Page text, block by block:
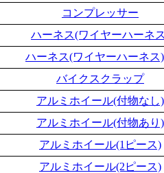
コンプレッサー
ハーネス(ワイヤーハーネ
ハーネス(ワイヤーハーネス
バイクスクラップ
アルミホイール(付物なし)
アルミホイール(付物あり)
アルミホイール(1ピース)
アルミホイール(2ピース)